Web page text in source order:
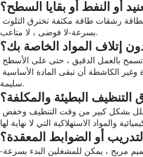
أو النفط أو بقايا السطح؟
بسرعة-لا فوضى ، لا متاعب.
إتلاف المواد الخاصة بك؟
سليمة.
البطيئة والمكلفة؟
أو الضوابط المعقدة؟
مريح ، يمكن للمشغلين البدء بسرعة-